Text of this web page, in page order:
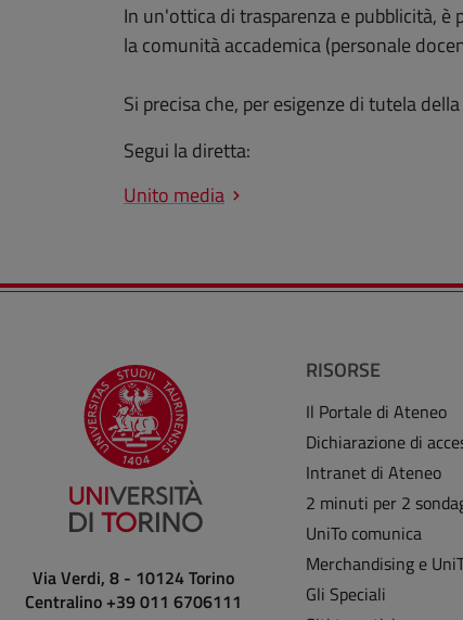
In un'ottica di trasparenza e pubblicità,
la comunità accademica (personale
Si precisa che, per esigenze di tutela
Segui la diretta:
Unito media
Via Verdi, 8 - 10124 Torino
Centralino +39 011 6706111
RISORSE
Il Portale di Ateneo
Dichiarazione di
Intranet di Ateneo
2 minuti per 2
UniTo comunica
Merchandising e
Gli Speciali